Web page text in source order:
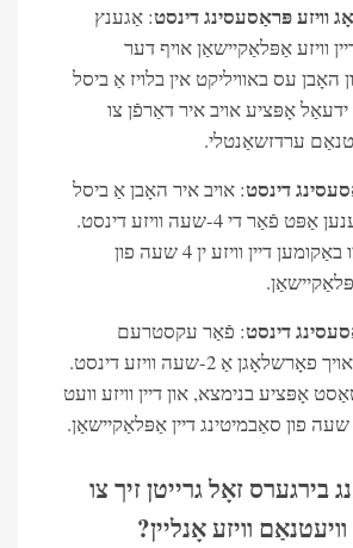
וויזע פּראַסעסינג דינסט: אַגענץ
וויזע אַפּלאַקיישאַן אויף דער
האָבן עס באוויליקט אין בלויז אַ ביסל
אָפּציע אויב איר דאַרפֿן צו
ערדזשאַנטלי.
: אויב איר האָבן אַ ביסל
מער צייט, איר קענען אַפּט פֿאַר די 4-שעה וויזע דינסט.
דאָס אַלאַוז איר צו באַקומען דיין וויזע ין 4 שעה פון
: פֿאַר עקסטרעם
קאַסעס, אגענטן אויך פאָרשלאָגן אַ 2-שעה וויזע דינסט.
אָפּציע בנימצא, און דיין וויזע וועט
בירגערס זאָל גרייטן זיך צו
וויזע אָנליין?